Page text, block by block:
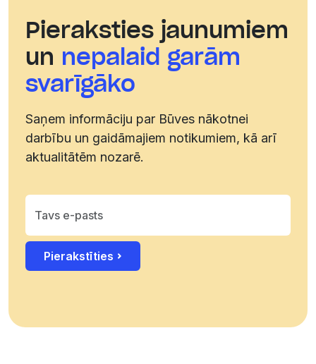
Pieraksties jaunumiem
un nepalaid garām
svarīgāko
Saņem informāciju par Būves nākotnei
darbību un gaidāmajiem notikumiem, kā arī
aktualitātēm nozarē.
Pierakstīties